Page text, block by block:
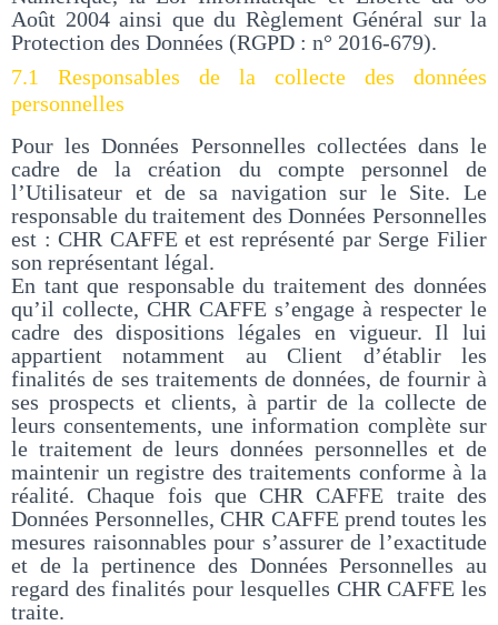
Août 2004 ainsi que du Règlement Général sur la
Protection des Données (RGPD : n° 2016-679).
7.1 Responsables de la collecte des données
personnelles
Pour les Données Personnelles collectées dans le
cadre de la création du compte personnel de
l’Utilisateur et de sa navigation sur le Site. Le
responsable du traitement des Données Personnelles
est : CHR CAFFE et est représenté par Serge Filier
son représentant légal.
En tant que responsable du traitement des données
qu’il collecte, CHR CAFFE s’engage à respecter le
cadre des dispositions légales en vigueur. Il lui
appartient notamment au Client d’établir les
finalités de ses traitements de données, de fournir à
ses prospects et clients, à partir de la collecte de
leurs consentements, une information complète sur
le traitement de leurs données personnelles et de
maintenir un registre des traitements conforme à la
réalité. Chaque fois que CHR CAFFE traite des
Données Personnelles, CHR CAFFE prend toutes les
mesures raisonnables pour s’assurer de l’exactitude
et de la pertinence des Données Personnelles au
regard des finalités pour lesquelles CHR CAFFE les
traite.